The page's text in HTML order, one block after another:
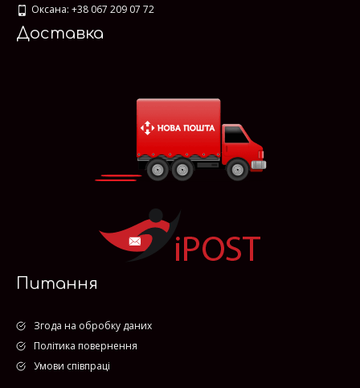
Оксана: +38 067 209 07 72
Доставка
Питання
Згода на обробку даних
Політика повернення
Умови співпраці